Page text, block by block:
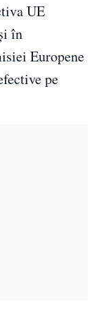
UE
în
Europene
pe